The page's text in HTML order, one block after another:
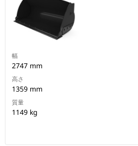
幅
2747 mm
高さ
1359 mm
質量
1149 kg